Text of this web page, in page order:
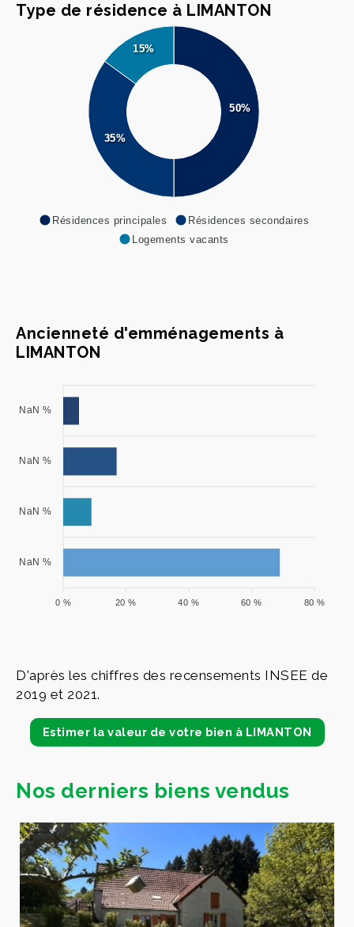
Type de résidence à LIMANTON
50%
35%
15%
Résidences principales
Résidences secondaires
Logements vacants
Ancienneté d'emménagements à
LIMANTON
NaN %
NaN %
NaN %
NaN %
80 %
60 %
40 %
20 %
0 %
D'après les chiffres des recensements INSEE de
2019 et 2021.
Estimer la valeur de votre bien à LIMANTON
Nos derniers biens vendus